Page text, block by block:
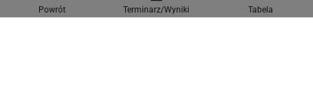
Powrót Terminarz/Wyniki Tabela